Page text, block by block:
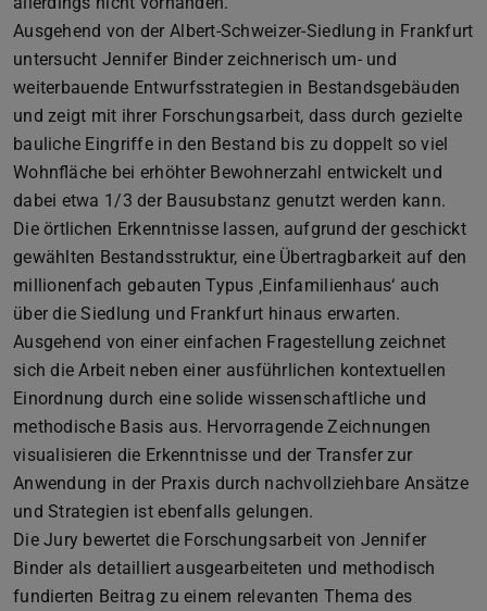
Ausgehend von der Albert-Schweizer-Siedlung in Frankfurt
untersucht Jennifer Binder zeichnerisch um- und
weiterbauende Entwurfsstrategien in Bestandsgebäuden
und zeigt mit ihrer Forschungsarbeit, dass durch gezielte
bauliche Eingriffe in den Bestand bis zu doppelt so viel
Wohnfläche bei erhöhter Bewohnerzahl entwickelt und
dabei etwa 1/3 der Bausubstanz genutzt werden kann.
Die örtlichen Erkenntnisse lassen, aufgrund der geschickt
gewählten Bestandsstruktur, eine Übertragbarkeit auf den
millionenfach gebauten Typus ‚Einfamilienhaus‘ auch
über die Siedlung und Frankfurt hinaus erwarten.
Ausgehend von einer einfachen Fragestellung zeichnet
sich die Arbeit neben einer ausführlichen kontextuellen
Einordnung durch eine solide wissenschaftliche und
methodische Basis aus. Hervorragende Zeichnungen
visualisieren die Erkenntnisse und der Transfer zur
Anwendung in der Praxis durch nachvollziehbare Ansätze
und Strategien ist ebenfalls gelungen.
Die Jury bewertet die Forschungsarbeit von Jennifer
Binder als detailliert ausgearbeiteten und methodisch
fundierten Beitrag zu einem relevanten Thema des